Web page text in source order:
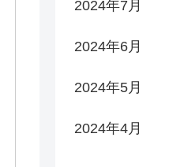
2024年7月
2024年6月
2024年5月
2024年4月